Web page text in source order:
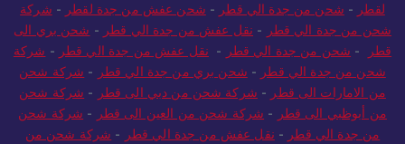
لقطر - شحن من جدة الي قطر - شحن عفش من جدة لقطر - شركة
شحن من جدة الي قطر - نقل عفش من جدة الي قطر - شحن بري الى
قطر
- شحن من جدة الي قطر - نقل عفش من جدة الي قطر - شركة
شحن من جدة الي قطر - شحن بري من جدة الي قطر - شركة شحن
من الامارات الى قطر - شركة شحن من دبي الى قطر - شركة شحن
من أبوظبي الى قطر - شركة شحن من العين الى قطر - شركة شحن
من جدة الي قطر - نقل عفش من جدة الي قطر - شركة شحن من